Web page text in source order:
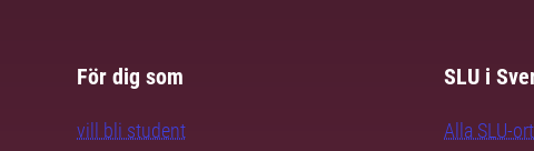
För dig som
vill bli student
SLU i
Alla SLU-